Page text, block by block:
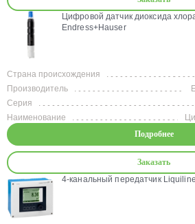
Цифровой датчик диоксида
Endress+Hauser
Страна происхождения
Производитель
Серия
Наименование
Подробнее
Заказать
4-канальный передатчик